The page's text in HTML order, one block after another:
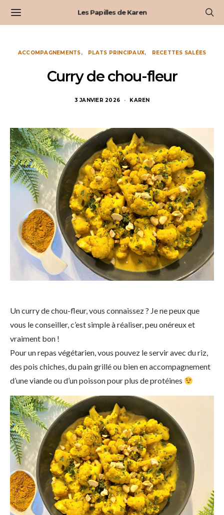
Les Papilles de Karen
ACCOMPAGNEMENTS PLATS PRINCIPAUX RECETTES SALÉES
Curry de chou-fleur
3 JANVIER 2026 KAREN
Un curry de chou-fleur, vous connaissez ? Je ne peux que
vous le conseiller, c’est simple à réaliser, peu onéreux et
vraiment bon !
Pour un repas végétarien, vous pouvez le servir avec du riz,
des pois chiches, du pain grillé ou bien en accompagnement
d’une viande ou d’un poisson pour plus de protéines